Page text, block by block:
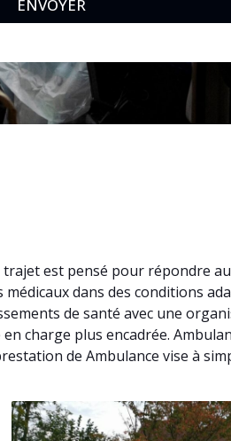
ENVOYER
trajet est pensé pour répondre
médicaux dans des conditions
de santé avec une
charge plus encadrée.
de Ambulance vise à